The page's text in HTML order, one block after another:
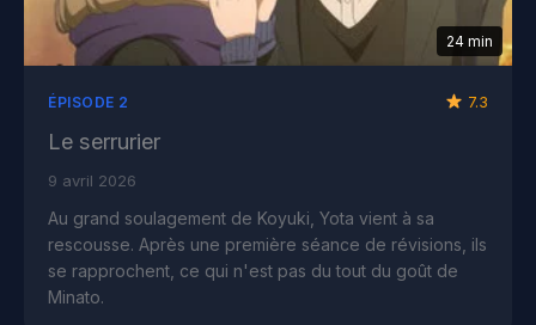
24 min
ÉPISODE 2 7.3
Le serrurier
9 avril 2026
Au grand soulagement de Koyuki, Yota vient à sa
rescousse. Après une première séance de révisions, ils
se rapprochent, ce qui n'est pas du tout du goût de
Minato.